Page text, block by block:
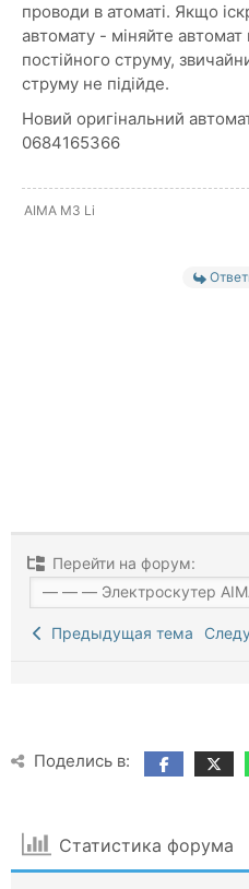
проводи в атоматі. Якщо
автомату - міняйте автомат
постійного струму,
струму не підійде.
Новий оригінальний
0684165366
AIMA M3 Li
Перейти на форум:
Предыдущая тема
Поделись в:
Статистика форума